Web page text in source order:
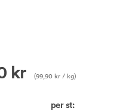
kr (99,90 kr / kg)
per st: